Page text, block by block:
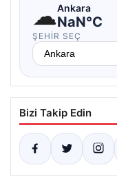
☁Ankara
NaN°C
ŞEHIR SEÇ
Bizi Takip Edin